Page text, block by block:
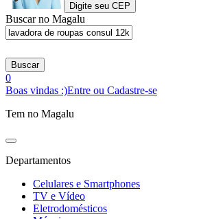
Digite seu CEP
Buscar no Magalu
Buscar
0
Boas vindas :)Entre ou Cadastre-se
Tem no Magalu
Departamentos
Celulares e Smartphones
TV e Vídeo
Eletrodomésticos